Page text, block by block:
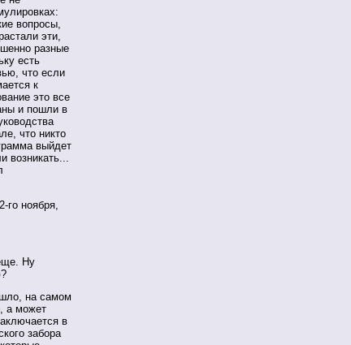
вопросы,
эти,
разные
есть
что если
к
это все
и пошли в
что никто
выйдет
возникать...
ноября,
Ну
на самом
а может
в
забора